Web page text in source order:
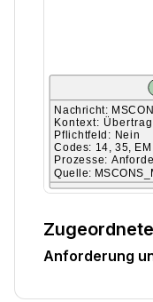
Anforderung